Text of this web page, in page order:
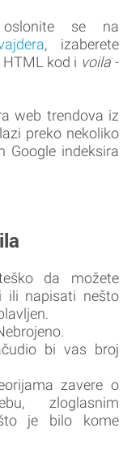
oslonite se na
, izaberete
kod i voila -
web trendova iz
preko nekoliko
Google indeksira
da možete
ili napisati nešto
bi vas broj
zavere o
zloglasnim
je bilo kome